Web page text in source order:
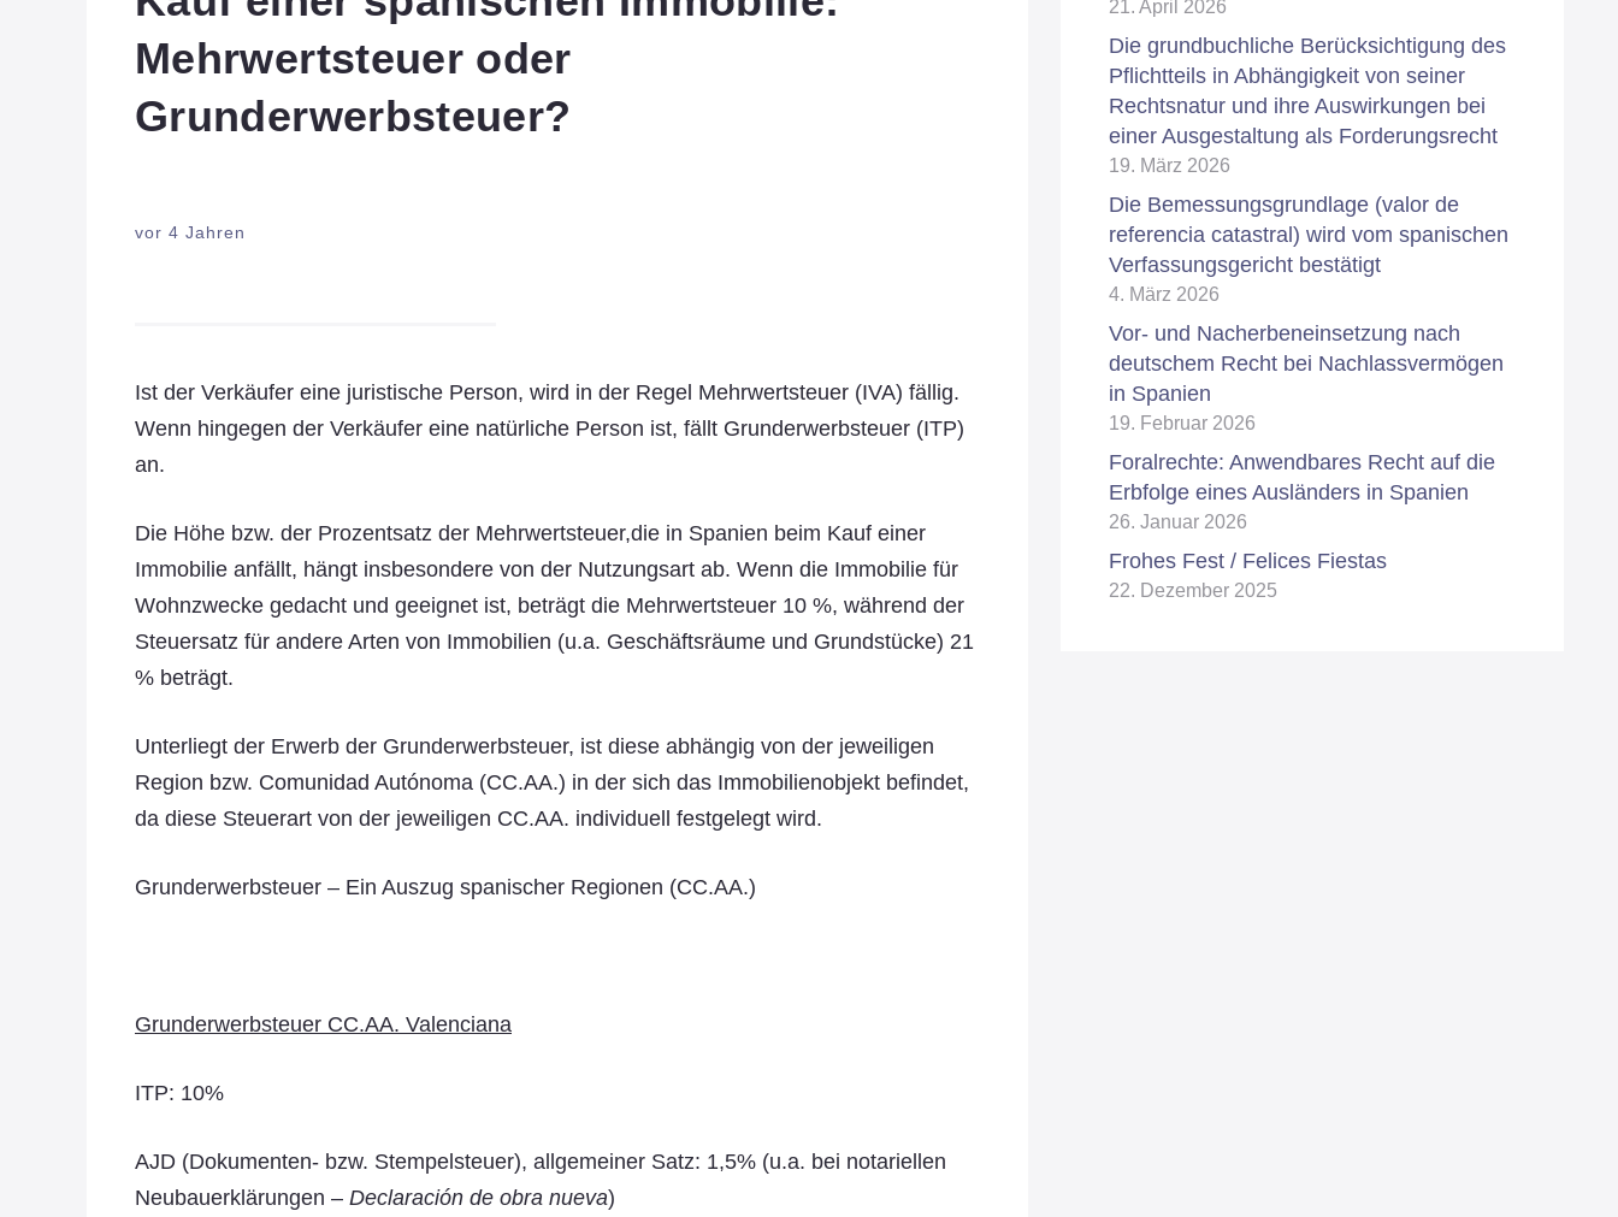
Mehrwertsteuer oder
Grunderwerbsteuer?
vor 4 Jahren
Ist der Verkäufer eine juristische Person, wird in der Regel Mehrwertsteuer (IVA) fällig.
Wenn hingegen der Verkäufer eine natürliche Person ist, fällt Grunderwerbsteuer (ITP)
an.
Die Höhe bzw. der Prozentsatz der Mehrwertsteuer,die in Spanien beim Kauf einer
Immobilie anfällt, hängt insbesondere von der Nutzungsart ab. Wenn die Immobilie für
Wohnzwecke gedacht und geeignet ist, beträgt die Mehrwertsteuer 10 %, während der
Steuersatz für andere Arten von Immobilien (u.a. Geschäftsräume und Grundstücke) 21
% beträgt.
Unterliegt der Erwerb der Grunderwerbsteuer, ist diese abhängig von der jeweiligen
Region bzw. Comunidad Autónoma (CC.AA.) in der sich das Immobilienobjekt befindet,
da diese Steuerart von der jeweiligen CC.AA. individuell festgelegt wird.
Grunderwerbsteuer – Ein Auszug spanischer Regionen (CC.AA.)
Grunderwerbsteuer CC.AA. Valenciana
ITP: 10%
AJD (Dokumenten- bzw. Stempelsteuer), allgemeiner Satz: 1,5% (u.a. bei notariellen
Neubauerklärungen – Declaración de obra nueva)
21. April 2026
Die grundbuchliche Berücksichtigung des
Pflichtteils in Abhängigkeit von seiner
Rechtsnatur und ihre Auswirkungen bei
einer Ausgestaltung als Forderungsrecht
19. März 2026
Die Bemessungsgrundlage (valor de
referencia catastral) wird vom spanischen
Verfassungsgericht bestätigt
4. März 2026
Vor- und Nacherbeneinsetzung nach
deutschem Recht bei Nachlassvermögen
in Spanien
19. Februar 2026
Foralrechte: Anwendbares Recht auf die
Erbfolge eines Ausländers in Spanien
26. Januar 2026
Frohes Fest / Felices Fiestas
22. Dezember 2025